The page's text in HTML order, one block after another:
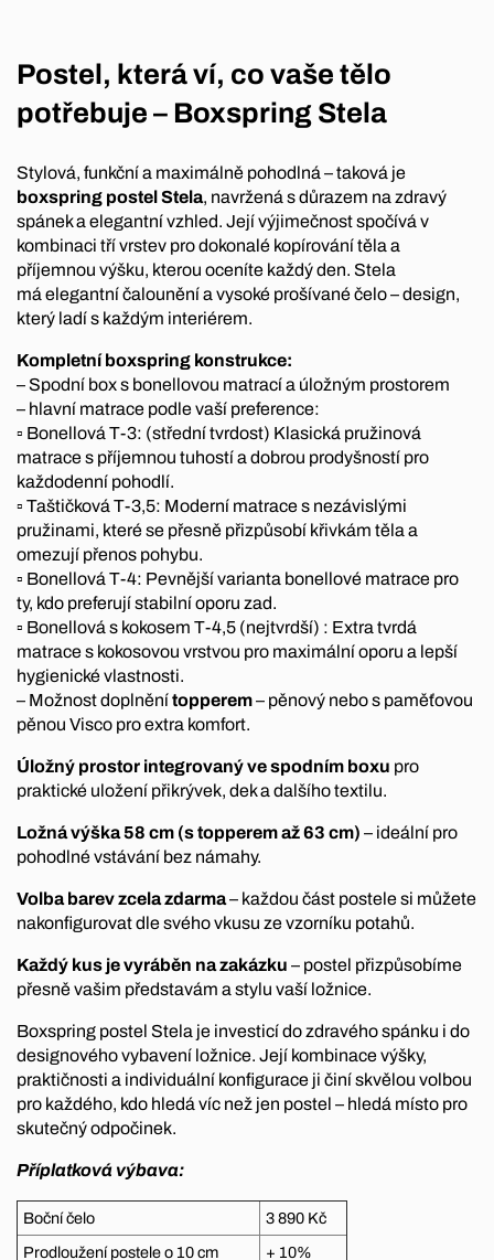
Postel, která ví, co vaše tělo
potřebuje – Boxspring Stela
Stylová, funkční a maximálně pohodlná – taková je
boxspring postel Stela, navržená s důrazem na zdravý
spánek a elegantní vzhled. Její výjimečnost spočívá v
kombinaci tří vrstev pro dokonalé kopírování těla a
příjemnou výšku, kterou oceníte každý den. Stela
má elegantní čalounění a vysoké prošívané čelo – design,
který ladí s každým interiérem.
Kompletní boxspring konstrukce:
– Spodní box s bonellovou matrací a úložným prostorem
– hlavní matrace podle vaší preference:
▫ Bonellová T-3: (střední tvrdost) Klasická pružinová
matrace s příjemnou tuhostí a dobrou prodyšností pro
každodenní pohodlí.
▫ Taštičková T-3,5: Moderní matrace s nezávislými
pružinami, které se přesně přizpůsobí křivkám těla a
omezují přenos pohybu.
▫ Bonellová T-4: Pevnější varianta bonellové matrace pro
ty, kdo preferují stabilní oporu zad.
▫ Bonellová s kokosem T-4,5 (nejtvrdší) : Extra tvrdá
matrace s kokosovou vrstvou pro maximální oporu a lepší
hygienické vlastnosti.
– Možnost doplněnítopperem– pěnový nebo s paměťovou
pěnou Visco pro extra komfort.
Úložný prostor integrovaný ve spodním boxu pro
praktické uložení přikrývek, dek a dalšího textilu.
Ložná výška 58 cm (s topperem až 63 cm) – ideální pro
pohodlné vstávání bez námahy.
Volba barev zcela zdarma– každou část postele si můžete
nakonfigurovat dle svého vkusu ze vzorníku potahů.
Každý kus je vyráběn na zakázku – postel přizpůsobíme
přesně vašim představám a stylu vaší ložnice.
Boxspring postel Stela je investicí do zdravého spánku i do
designového vybavení ložnice. Její kombinace výšky,
praktičnosti a individuální konfigurace ji činí skvělou volbou
pro každého, kdo hledá víc než jen postel – hledá místo pro
skutečný odpočinek.
Příplatková výbava:
Boční čelo
3 890 Kč
Prodloužení postele o 10 cm
+ 10%